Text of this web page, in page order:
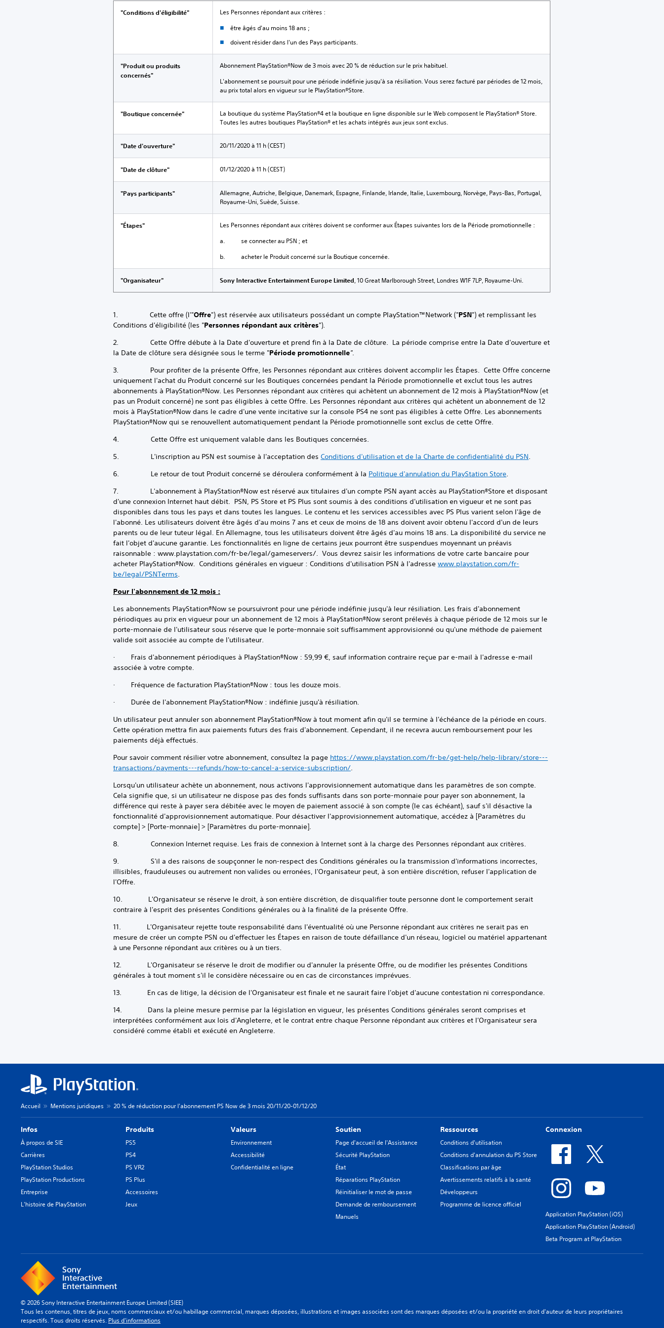
"Conditions d'éligibilité"
Les Personnes répondant aux critères :
être âgés d'au moins 18 ans ;
doivent résider dans l'un des Pays participants.
"Produit ou produits
concernés"
Abonnement PlayStation®Now de 3 mois avec 20 % de réduction sur le prix habituel.
L'abonnement se poursuit pour une période indéfinie jusqu'à sa résiliation. Vous serez facturé par périodes de 12 mois,
au prix total alors en vigueur sur le PlayStation®Store.
"Boutique concernée"
La boutique du système PlayStation®4 et la boutique en ligne disponible sur le Web composent le PlayStation® Store.
Toutes les autres boutiques PlayStation® et les achats intégrés aux jeux sont exclus.
"Date d'ouverture" 20/11/2020 à 11 h (CEST)
"Date de clôture" 01/12/2020 à 11 h (CEST)
"Pays participants"
Allemagne, Autriche, Belgique, Danemark, Espagne, Finlande, Irlande, Italie, Luxembourg, Norvège, Pays-Bas, Portugal,
Royaume-Uni, Suède, Suisse.
"Étapes"
Les Personnes répondant aux critères doivent se conformer aux Étapes suivantes lors de la Période promotionnelle :
a. se connecter au PSN ; et
b. acheter le Produit concerné sur la Boutique concernée.
"Organisateur" Sony Interactive Entertainment Europe Limited, 10 Great Marlborough Street, Londres W1F 7LP, Royaume-Uni.
1. Cette offre (l'"Offre") est réservée aux utilisateurs possédant un compte PlayStation™Network ("PSN") et remplissant les
Conditions d'éligibilité (les "Personnes répondant aux critères").
2. Cette Offre débute à la Date d'ouverture et prend fin à la Date de clôture. La période comprise entre la Date d'ouverture et
la Date de clôture sera désignée sous le terme "Période promotionnelle".
3. Pour profiter de la présente Offre, les Personnes répondant aux critères doivent accomplir les Étapes. Cette Offre concerne
uniquement l'achat du Produit concerné sur les Boutiques concernées pendant la Période promotionnelle et exclut tous les autres
abonnements à PlayStation®Now. Les Personnes répondant aux critères qui achètent un abonnement de 12 mois à PlayStation®Now (et
pas un Produit concerné) ne sont pas éligibles à cette Offre. Les Personnes répondant aux critères qui achètent un abonnement de 12
mois à PlayStation®Now dans le cadre d'une vente incitative sur la console PS4 ne sont pas éligibles à cette Offre. Les abonnements
PlayStation®Now qui se renouvellent automatiquement pendant la Période promotionnelle sont exclus de cette Offre.
4. Cette Offre est uniquement valable dans les Boutiques concernées.
5. L'inscription au PSN est soumise à l'acceptation des Conditions d'utilisation et de la Charte de confidentialité du PSN.
6. Le retour de tout Produit concerné se déroulera conformément à la Politique d'annulation du PlayStation Store.
7. L'abonnement à PlayStation®Now est réservé aux titulaires d'un compte PSN ayant accès au PlayStation®Store et disposant
d'une connexion Internet haut débit. PSN, PS Store et PS Plus sont soumis à des conditions d'utilisation en vigueur et ne sont pas
disponibles dans tous les pays et dans toutes les langues. Le contenu et les services accessibles avec PS Plus varient selon l'âge de
l'abonné. Les utilisateurs doivent être âgés d'au moins 7 ans et ceux de moins de 18 ans doivent avoir obtenu l'accord d'un de leurs
parents ou de leur tuteur légal. En Allemagne, tous les utilisateurs doivent être âgés d'au moins 18 ans. La disponibilité du service ne
fait l'objet d'aucune garantie. Les fonctionnalités en ligne de certains jeux pourront être suspendues moyennant un préavis
raisonnable : www.playstation.com/fr-be/legal/gameservers/. Vous devrez saisir les informations de votre carte bancaire pour
acheter PlayStation®Now. Conditions générales en vigueur : Conditions d'utilisation PSN à l'adresse www.playstation.com/fr-
be/legal/PSNTerms.
Pour l'abonnement de 12 mois :
Les abonnements PlayStation®Now se poursuivront pour une période indéfinie jusqu'à leur résiliation. Les frais d'abonnement
périodiques au prix en vigueur pour un abonnement de 12 mois à PlayStation®Now seront prélevés à chaque période de 12 mois sur le
porte-monnaie de l'utilisateur sous réserve que le porte-monnaie soit suffisamment approvisionné ou qu'une méthode de paiement
valide soit associée au compte de l'utilisateur.
· Frais d'abonnement périodiques à PlayStation®Now : 59,99 €, sauf information contraire reçue par e-mail à l'adresse e-mail
associée à votre compte.
· Fréquence de facturation PlayStation®Now : tous les douze mois.
· Durée de l'abonnement PlayStation®Now : indéfinie jusqu'à résiliation.
Un utilisateur peut annuler son abonnement PlayStation®Now à tout moment afin qu'il se termine à l'échéance de la période en cours.
Cette opération mettra fin aux paiements futurs des frais d'abonnement. Cependant, il ne recevra aucun remboursement pour les
paiements déjà effectués.
Pour savoir comment résilier votre abonnement, consultez la page https://www.playstation.com/fr-be/get-help/help-library/store---
transactions/payments---refunds/how-to-cancel-a-service-subscription/.
Lorsqu'un utilisateur achète un abonnement, nous activons l'approvisionnement automatique dans les paramètres de son compte.
Cela signifie que, si un utilisateur ne dispose pas des fonds suffisants dans son porte-monnaie pour payer son abonnement, la
différence qui reste à payer sera débitée avec le moyen de paiement associé à son compte (le cas échéant), sauf s'il désactive la
fonctionnalité d'approvisionnement automatique. Pour désactiver l'approvisionnement automatique, accédez à [Paramètres du
compte] > [Porte-monnaie] > [Paramètres du porte-monnaie].
8. Connexion Internet requise. Les frais de connexion à Internet sont à la charge des Personnes répondant aux critères.
9. S'il a des raisons de soupçonner le non-respect des Conditions générales ou la transmission d'informations incorrectes,
illisibles, frauduleuses ou autrement non valides ou erronées, l'Organisateur peut, à son entière discrétion, refuser l'application de
l'Offre.
10. L'Organisateur se réserve le droit, à son entière discrétion, de disqualifier toute personne dont le comportement serait
contraire à l'esprit des présentes Conditions générales ou à la finalité de la présente Offre.
11. L'Organisateur rejette toute responsabilité dans l'éventualité où une Personne répondant aux critères ne serait pas en
mesure de créer un compte PSN ou d'effectuer les Étapes en raison de toute défaillance d'un réseau, logiciel ou matériel appartenant
à une Personne répondant aux critères ou à un tiers.
12. L'Organisateur se réserve le droit de modifier ou d'annuler la présente Offre, ou de modifier les présentes Conditions
générales à tout moment s'il le considère nécessaire ou en cas de circonstances imprévues.
13. En cas de litige, la décision de l'Organisateur est finale et ne saurait faire l'objet d'aucune contestation ni correspondance.
14. Dans la pleine mesure permise par la législation en vigueur, les présentes Conditions générales seront comprises et
interprétées conformément aux lois d'Angleterre, et le contrat entre chaque Personne répondant aux critères et l'Organisateur sera
considéré comme établi et exécuté en Angleterre.
Accueil Mentions juridiques 20 % de réduction pour l'abonnement PS Now de 3 mois 20/11/20-01/12/20
Infos
À propos de SIE
Carrières
PlayStation Studios
PlayStation Productions
Entreprise
L'histoire de PlayStation
Produits
PS5
PS4
PS VR2
PS Plus
Accessoires
Jeux
Valeurs
Environnement
Accessibilité
Confidentialité en ligne
Soutien
Page d'accueil de l'Assistance
Sécurité PlayStation
État
Réparations PlayStation
Réinitialiser le mot de passe
Demande de remboursement
Manuels
Ressources
Conditions d'utilisation
Conditions d'annulation du PS Store
Classifications par âge
Avertissements relatifs à la santé
Développeurs
Programme de licence officiel
Connexion
Application PlayStation (iOS)
Application PlayStation (Android)
Beta Program at PlayStation
© 2026 Sony Interactive Entertainment Europe Limited (SIEE)
Tous les contenus, titres de jeux, noms commerciaux et/ou habillage commercial, marques déposées, illustrations et images associées sont des marques déposées et/ou la propriété en droit d'auteur de leurs propriétaires
respectifs. Tous droits réservés. Plus d'informations